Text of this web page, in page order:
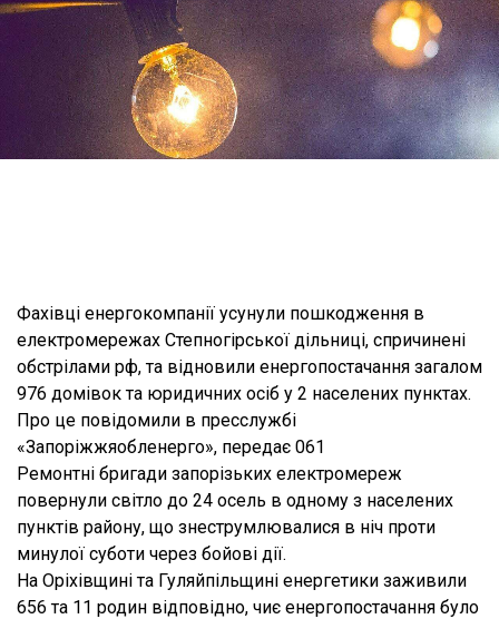
Фахівці енергокомпанії усунули пошкодження в
електромережах Степногірської дільниці, спричинені
обстрілами рф, та відновили енергопостачання загалом
976 домівок та юридичних осіб у 2 населених пунктах.
Про це повідомили в пресслужбі
«Запоріжжяобленерго», передає 061
Ремонтні бригади запорізьких електромереж
повернули світло до 24 осель в одному з населених
пунктів району, що знеструмлювалися в ніч проти
минулої суботи через бойові дії.
На Оріхівщині та Гуляйпільщині енергетики заживили
656 та 11 родин відповідно, чиє енергопостачання було